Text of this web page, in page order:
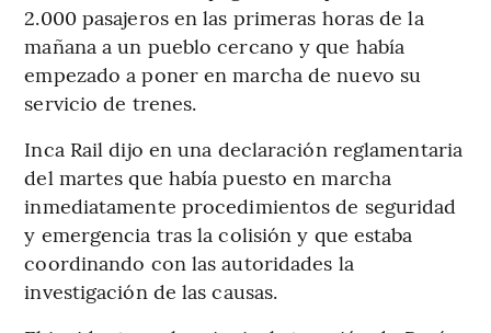
2.000 pasajeros en las primeras horas de la
mañana a un pueblo cercano y que había
empezado a poner en marcha de nuevo su
servicio de trenes.
Inca Rail dijo en una declaración reglamentaria
del martes que había puesto en marcha
inmediatamente procedimientos de seguridad
y emergencia tras la colisión y que estaba
coordinando con las autoridades la
investigación de las causas.